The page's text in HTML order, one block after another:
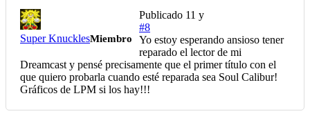
Super KnucklesMiembro
Publicado 11 y
#8
Yo estoy esperando ansioso tener
reparado el lector de mi
Dreamcast y pensé precisamente que el primer título con el
que quiero probarla cuando esté reparada sea Soul Calibur!
Gráficos de LPM si los hay!!!